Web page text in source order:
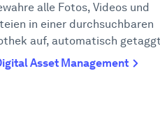
alle Fotos, Videos und
in einer durchsuchbaren
auf, automatisch
Asset Management